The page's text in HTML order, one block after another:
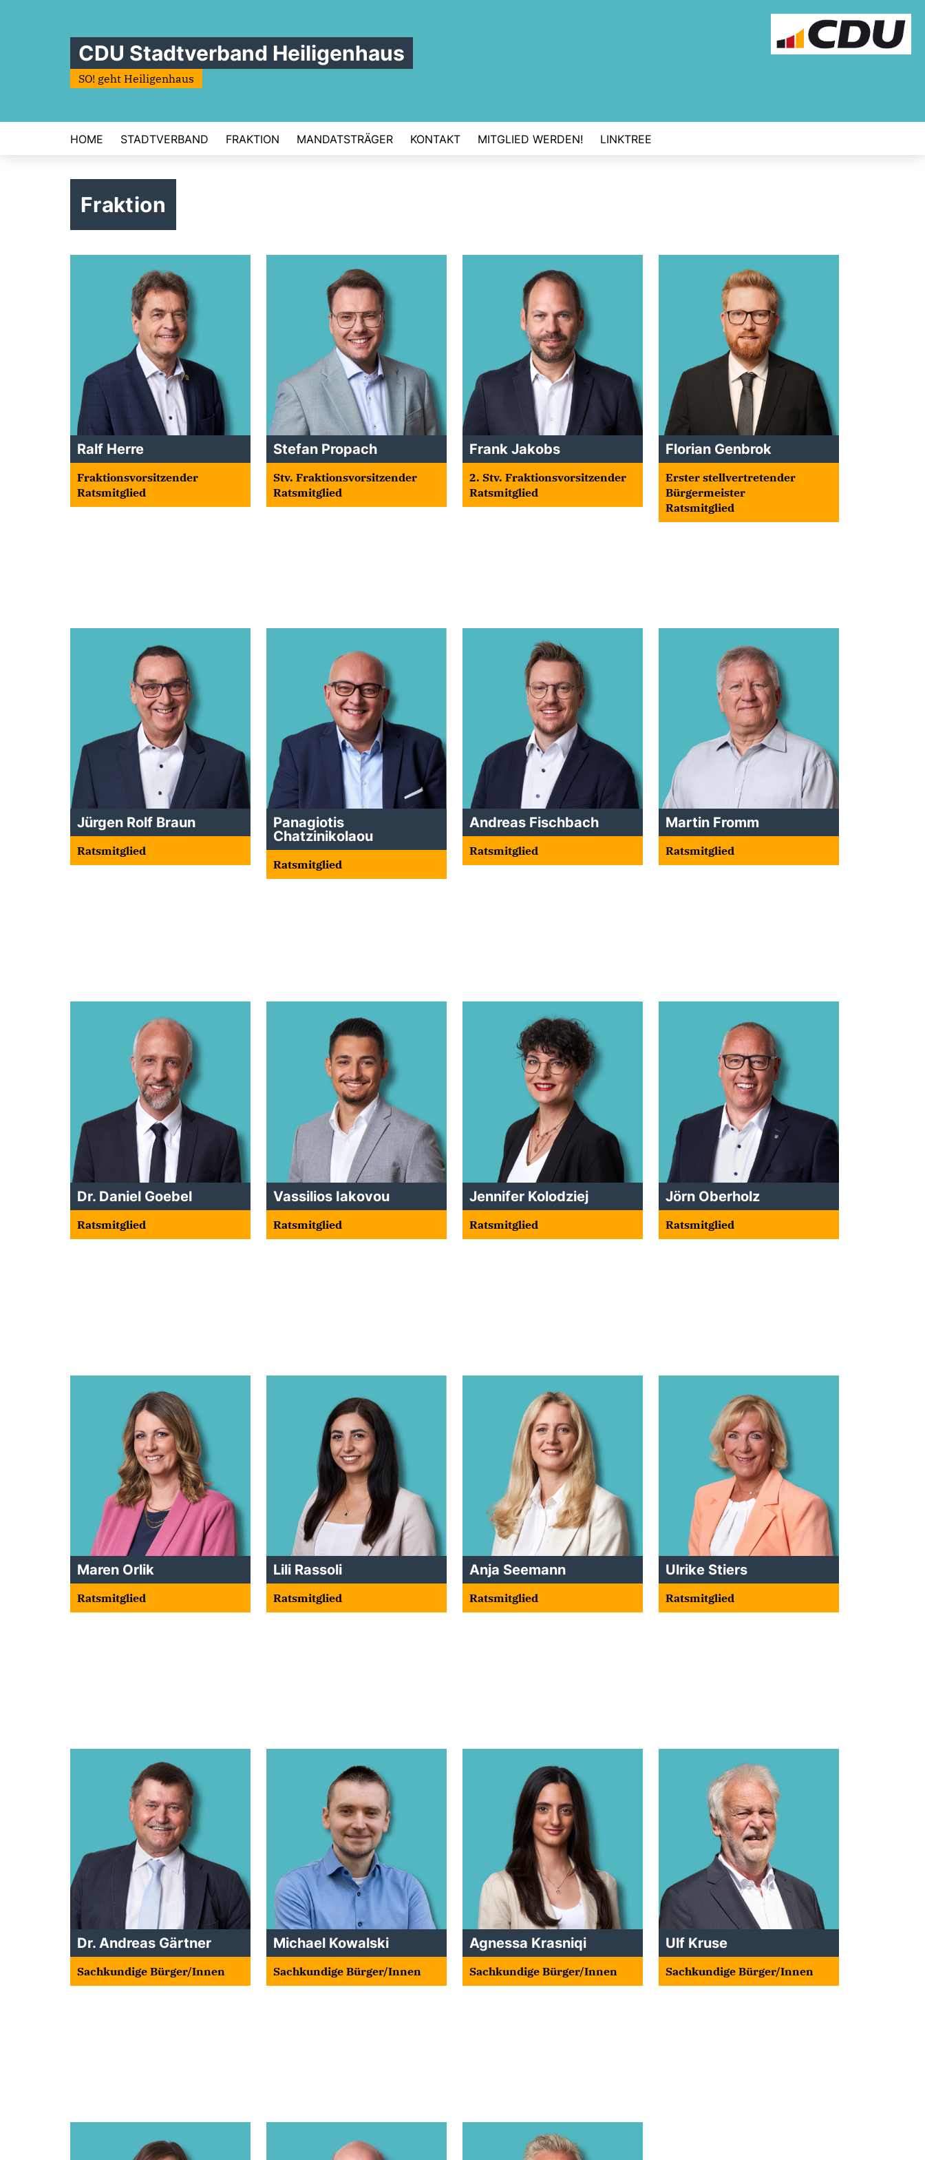
CDU Stadtverband Heiligenhaus
SO! geht Heiligenhaus
HOME STADTVERBAND FRAKTION MANDATSTRÄGER KONTAKT MITGLIED WERDEN! LINKTREE
Fraktion
Ralf Herre
Fraktionsvorsitzender
Ratsmitglied
Stefan Propach
Stv. Fraktionsvorsitzender
Ratsmitglied
Frank Jakobs
2. Stv. Fraktionsvorsitzender
Ratsmitglied
Florian Genbrok
Erster stellvertretender
Bürgermeister
Ratsmitglied
Jürgen Rolf Braun
Ratsmitglied
Panagiotis
Chatzinikolaou
Ratsmitglied
Andreas Fischbach
Ratsmitglied
Martin Fromm
Ratsmitglied
Dr. Daniel Goebel
Ratsmitglied
Vassilios Iakovou
Ratsmitglied
Jennifer Kolodziej
Ratsmitglied
Jörn Oberholz
Ratsmitglied
Maren Orlik
Ratsmitglied
Lili Rassoli
Ratsmitglied
Anja Seemann
Ratsmitglied
Ulrike Stiers
Ratsmitglied
Dr. Andreas Gärtner
Sachkundige Bürger/Innen
Michael Kowalski
Sachkundige Bürger/Innen
Agnessa Krasniqi
Sachkundige Bürger/Innen
Ulf Kruse
Sachkundige Bürger/Innen